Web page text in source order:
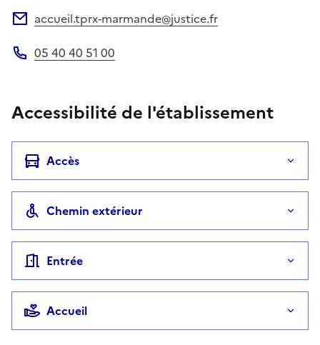
accueil.tprx-marmande@justice.fr
05 40 40 51 00
Accessibilité de l'établissement
Accès
Chemin extérieur
Entrée
Accueil